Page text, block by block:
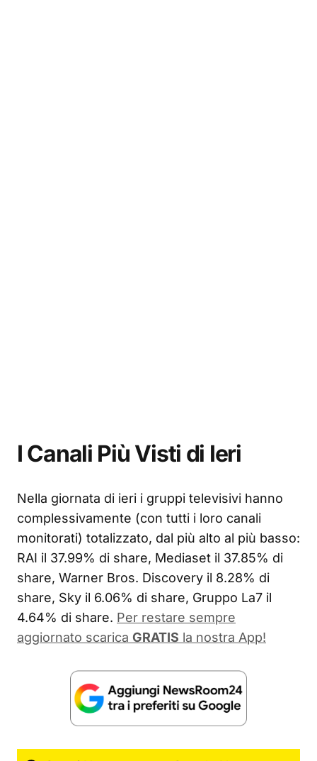
I Canali Più Visti di Ieri
Nella giornata di ieri i gruppi televisivi hanno
complessivamente (con tutti i loro canali
monitorati) totalizzato, dal più alto al più basso:
RAI il 37.99% di share, Mediaset il 37.85% di
share, Warner Bros. Discovery il 8.28% di
share, Sky il 6.06% di share, Gruppo La7 il
4.64% di share. Per restare sempre
aggiornato scarica GRATIS la nostra App!